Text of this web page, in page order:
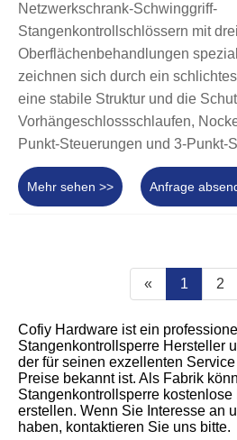
Netzwerkschrank-Schwinggriff-
Stangenkontrollschlössern mit drei
Oberflächenbehandlungen
zeichnen sich durch ein
eine stabile Struktur und die
Vorhängeschlossschlaufen,
Punkt-Steuerungen und 3-Punkt-
Mehr sehen >> Anfrage
« 1 2
Cofiy Hardware ist ein
Stangenkontrollsperre Hersteller
der für seinen exzellenten
Preise bekannt ist. Als Fabrik
Stangenkontrollsperre
erstellen. Wenn Sie Interesse an
haben, kontaktieren Sie uns bitte.